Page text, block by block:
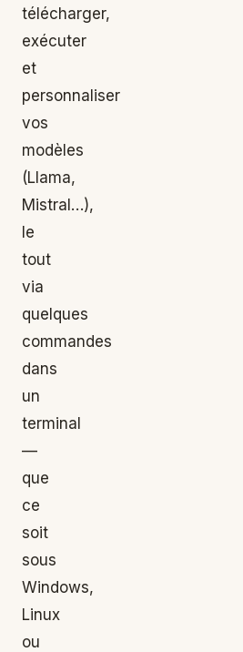
télécharger,
exécuter
et
personnaliser
vos
modèles
(Llama,
Mistral…),
le
tout
via
quelques
commandes
dans
un
terminal
—
que
ce
soit
sous
Windows,
Linux
ou